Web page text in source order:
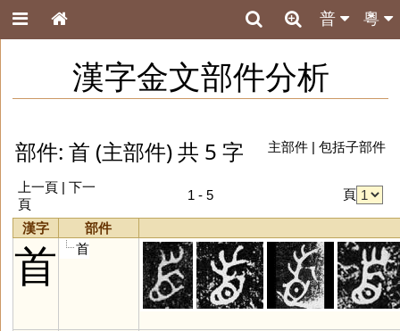
粵
普
漢字金文部件分析
部件: 首 (主部件) 共 5 字 主部件| 包括子部件
上一頁 | 下一
頁
1 - 5 頁
漢字 部件
首 首